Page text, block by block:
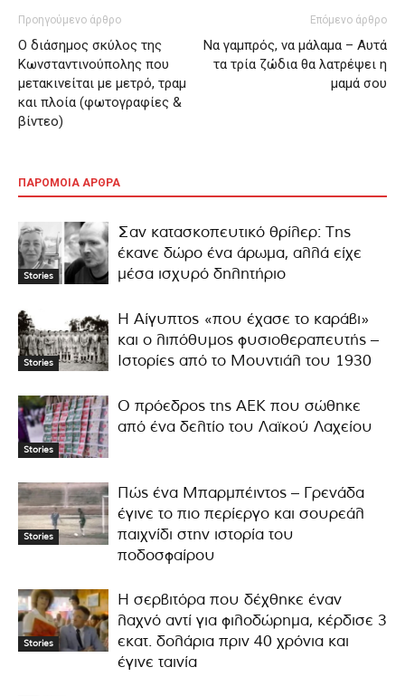
Προηγούμενο άρθρο
Ο διάσημος σκύλος της
Κωνσταντινούπολης που
μετακινείται με μετρό, τραμ
και πλοία (φωτογραφίες &
βίντεο)
Επόμενο άρθρο
Να γαμπρός, να μάλαμα – Αυτά
τα τρία ζώδια θα λατρέψει η
μαμά σου
ΠΑΡΟΜΟΙΑ ΑΡΘΡΑ
Stories
Σαν κατασκοπευτικό θρίλερ: Της
έκανε δώρο ένα άρωμα, αλλά είχε
μέσα ισχυρό δηλητήριο
Stories
Η Αίγυπτος «που έχασε το καράβι»
και ο λιπόθυμος φυσιοθεραπευτής –
Ιστορίες από το Μουντιάλ του 1930
Stories
Ο πρόεδρος της ΑΕΚ που σώθηκε
από ένα δελτίο του Λαϊκού Λαχείου
Stories
Πώς ένα Μπαρμπέιντος – Γρενάδα
έγινε το πιο περίεργο και σουρεάλ
παιχνίδι στην ιστορία του
ποδοσφαίρου
Stories
Η σερβιτόρα που δέχθηκε έναν
λαχνό αντί για φιλοδώρημα, κέρδισε 3
εκατ. δολάρια πριν 40 χρόνια και
έγινε ταινία